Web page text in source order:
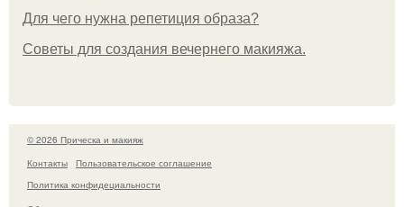
Для чего нужна репетиция образа?
Советы для создания вечернего макияжа.
© 2026 Прическа и макияж
Контакты
Пользовательское соглашение
Политика конфидециальности